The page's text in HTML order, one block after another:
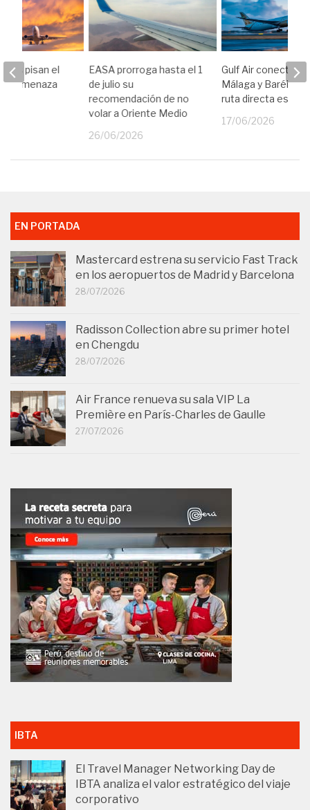
EASA prorroga hasta el 1
de julio su
recomendación de no
volar a Oriente Medio
26/06/2026
Gulf Air conectará
Málaga y Baréin
ruta directa este
17/06/2026
pisan el
la amenaza
EN PORTADA
Mastercard estrena su servicio Fast Track
en los aeropuertos de Madrid y Barcelona
28/07/2026
Radisson Collection abre su primer hotel
en Chengdu
28/07/2026
Air France renueva su sala VIP La
Première en París-Charles de Gaulle
27/07/2026
IBTA
El Travel Manager Networking Day de
IBTA analiza el valor estratégico del viaje
corporativo